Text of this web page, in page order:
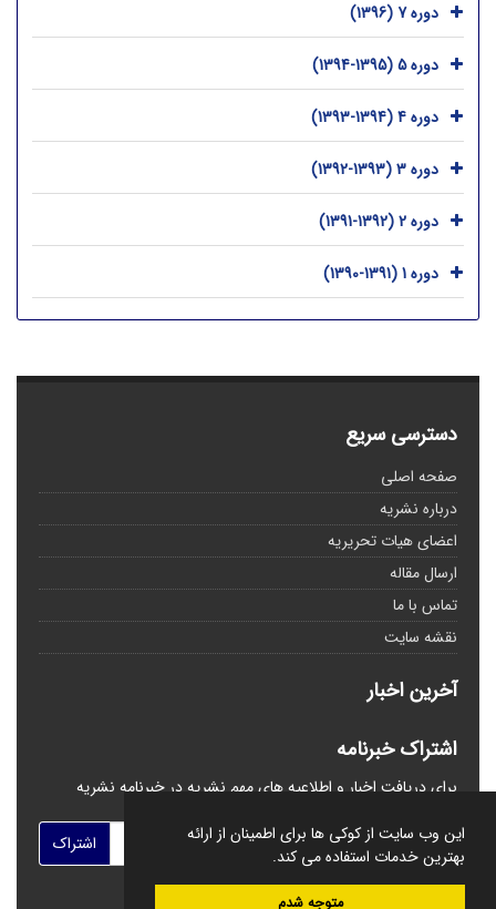
این وب سایت از کوکی ها برای اطمینان از ارائه
بهترین خدمات استفاده می کند.
متوجه شدم
دوره 7 (1396)
دوره 5 (1395-1394)
دوره 4 (1394-1393)
دوره 3 (1393-1392)
دوره 2 (1392-1391)
دوره 1 (1391-1390)
دسترسی سریع
صفحه اصلی
درباره نشریه
اعضای هیات تحریریه
ارسال مقاله
تماس با ما
نقشه سایت
آخرین اخبار
اشتراک خبرنامه
برای دریافت اخبار و اطلاعیه های مهم نشریه در خبرنامه نشریه
اشتراک